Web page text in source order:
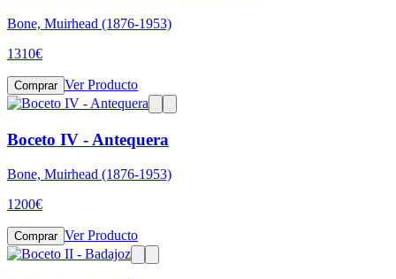
Bone, Muirhead (1876-1953)
1310€
Comprar Ver Producto
Boceto IV - Antequera
Bone, Muirhead (1876-1953)
1200€
Comprar Ver Producto